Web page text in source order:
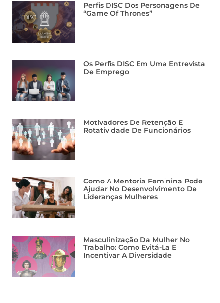
Perfis DISC Dos Personagens De
“Game Of Thrones”
Os Perfis DISC Em Uma Entrevista
De Emprego
Motivadores De Retenção E
Rotatividade De Funcionários
Como A Mentoria Feminina Pode
Ajudar No Desenvolvimento De
Lideranças Mulheres
Masculinização Da Mulher No
Trabalho: Como Evitá-La E
Incentivar A Diversidade